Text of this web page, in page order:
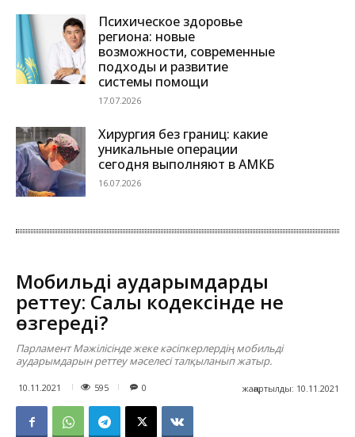
Психическое здоровье
региона: новые
возможности, современные
подходы и развитие
системы помощи
17.07.2026
Хирургия без границ: какие
уникальные операции
сегодня выполняют в АМКБ
16.07.2026